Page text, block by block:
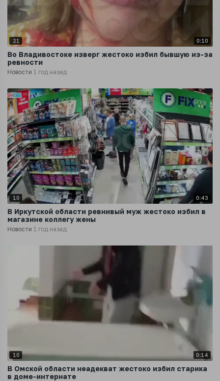
21 0:10
Во Владивостоке изверг жестоко избил бывшую из-за
ревности
Новости 1 год назад
10 0:43
В Иркутской области ревнивый муж жестоко избил в
магазине коллегу жены
Новости 1 год назад
10 0:14
В Омской области неадекват жестоко избил старика
в доме-интернате